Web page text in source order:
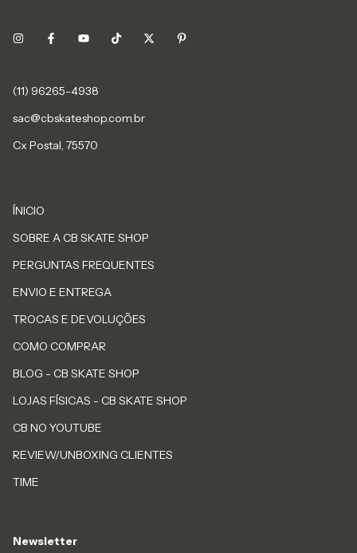
sac@cbskateshop.com.br
Cx Postal, 75570
ÍNICIO
SOBRE A CB SKATE SHOP
PERGUNTAS FREQUENTES
ENVIO E ENTREGA
TROCAS E DEVOLUÇÕES
COMO COMPRAR
BLOG - CB SKATE SHOP
LOJAS FÍSICAS - CB SKATE SHOP
CB NO YOUTUBE
REVIEW/UNBOXING CLIENTES
TIME
Newsletter